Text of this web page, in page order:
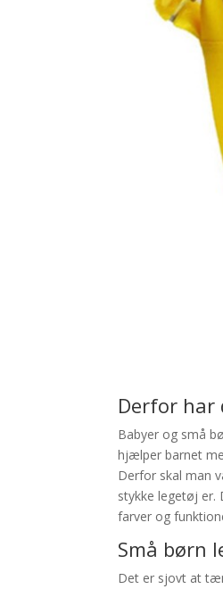
Derfor
Babyer og små
hjælper barnet
Derfor skal man
stykke legetøj er.
farver og
Små børn
Det er sjovt at